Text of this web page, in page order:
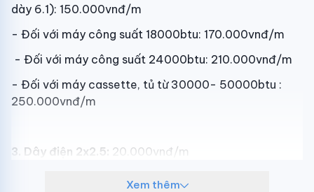
dày 6.1): 150.000vnđ/m
- Đối với máy công suất 18000btu: 170.000vnđ/m
- Đối với máy công suất 24000btu: 210.000vnđ/m
- Đối với máy cassette, tủ từ 30000- 50000btu :
250.000vnđ/m
3. Dây điện 2x2.5: 20.000vnđ/m
Xem thêm